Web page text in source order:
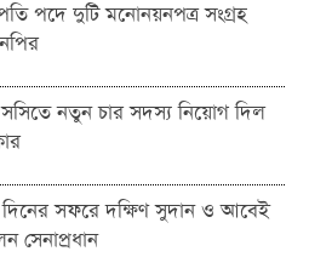
পদে দুটি মনোনয়নপত্র সংগ্রহ
নতুন চার সদস্য নিয়োগ দিল
সফরে দক্ষিণ সুদান ও আবেই
সেনাপ্রধান